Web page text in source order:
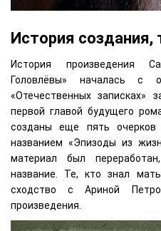
История создания,
История произведения
Головлёвы» началась с
«Отечественных
первой главой будущего
созданы еще пять
названием «Эпизоды из
материал был
название. Те, кто знал
сходство с Ариной
произведения.